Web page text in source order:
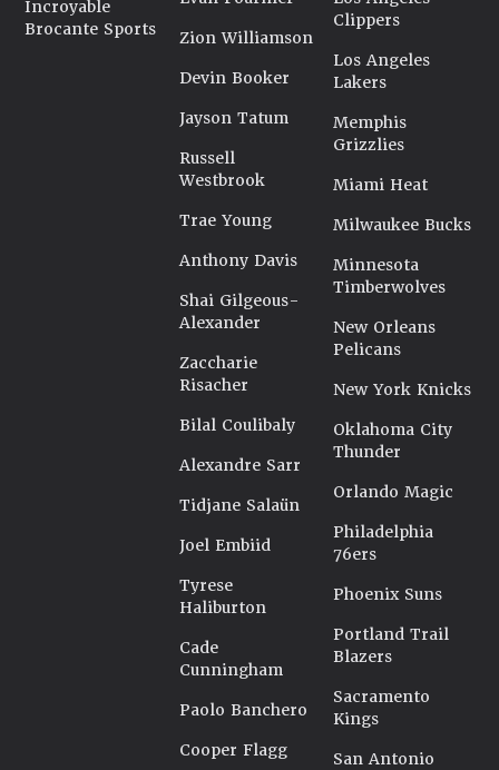
Incroyable
Brocante Sports
Zion Williamson
Devin Booker
Jayson Tatum
Russell
Westbrook
Trae Young
Anthony Davis
Shai Gilgeous-
Alexander
Zaccharie
Risacher
Bilal Coulibaly
Alexandre Sarr
Tidjane Salaün
Joel Embiid
Tyrese
Haliburton
Cade
Cunningham
Paolo Banchero
Cooper Flagg
Clippers
Los Angeles
Lakers
Memphis
Grizzlies
Miami Heat
Milwaukee Bucks
Minnesota
Timberwolves
New Orleans
Pelicans
New York Knicks
Oklahoma City
Thunder
Orlando Magic
Philadelphia
76ers
Phoenix Suns
Portland Trail
Blazers
Sacramento
Kings
San Antonio